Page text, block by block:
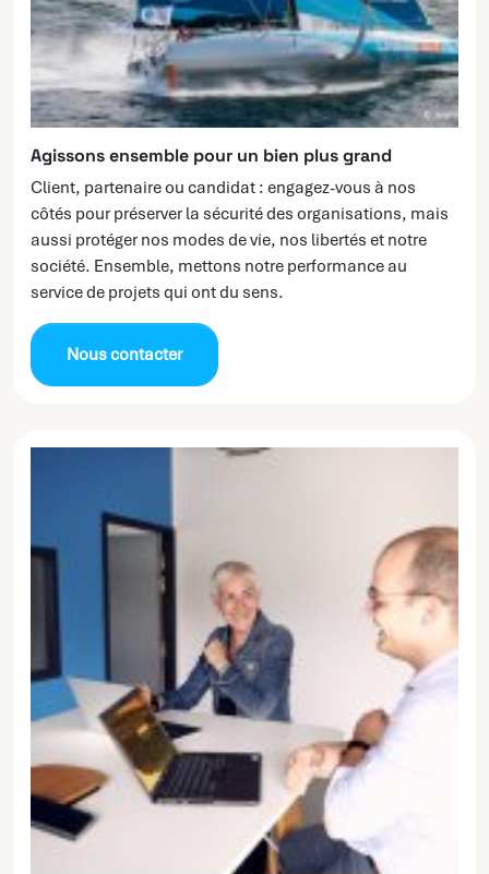
Agissons ensemble pour un bien plus grand
Client, partenaire ou candidat : engagez-vous à nos
côtés pour préserver la sécurité des organisations, mais
aussi protéger nos modes de vie, nos libertés et notre
société. Ensemble, mettons notre performance au
service de projets qui ont du sens.
Nous contacter